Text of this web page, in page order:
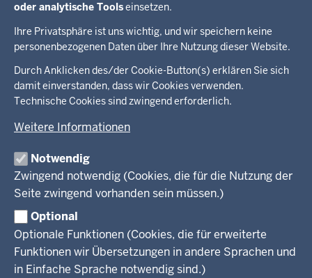
oder analytische Toolseinsetzen.
Ihre Privatsphäre ist uns wichtig, und wir speichern keine
personenbezogenen Daten über Ihre Nutzung dieser Website.
Durch Anklicken des/der Cookie-Button(s) erklären Sie sich
damit einverstanden, dass wir Cookies verwenden.
Technische Cookies sind zwingend erforderlich.
Weitere Informationen
Notwendig
Zwingend notwendig (Cookies, die für die Nutzung der
Seite zwingend vorhanden sein müssen.)
Optional
Optionale Funktionen (Cookies, die für erweiterte
Funktionen wir Übersetzungen in andere Sprachen und
in Einfache Sprache notwendig sind.)
Familienfreundlichkeit fortlaufend
Inhalte
Im Überblick
Inhalt
in
der
Fußzeile
Menü
Ministerium
Kinder
Jugend
Familie
LSBTIQ*
Gleichstellung
Flucht
Presse
Pressemitteilungen
Pressekontakt
Fotos
RSS-Feeds
Service
Broschürenservice
Bibliothek
Newsletter
#WTFuture